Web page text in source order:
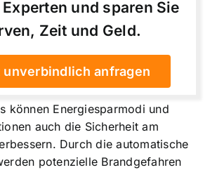
und sparen Sie
Zeit und Geld.
unverbindlich anfragen
können Energiesparmodi und
auch die Sicherheit am
Durch die automatische
potenzielle Brandgefahren